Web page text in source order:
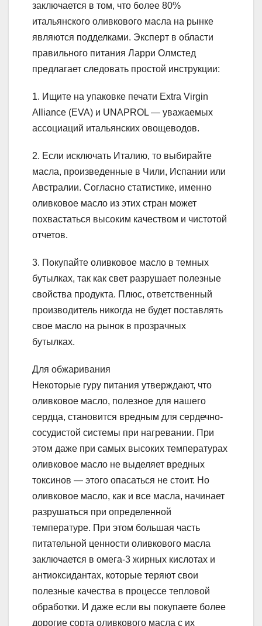
заключается в том, что более 80%
итальянского оливкового масла на рынке
являются подделками. Эксперт в области
правильного питания Ларри Олмстед
предлагает следовать простой инструкции:
1. Ищите на упаковке печати Extra Virgin
Alliance (EVA) и UNAPROL — уважаемых
ассоциаций итальянских овощеводов.
2. Если исключать Италию, то выбирайте
масла, произведенные в Чили, Испании или
Австралии. Согласно статистике, именно
оливковое масло из этих стран может
похвастаться высоким качеством и чистотой
отчетов.
3. Покупайте оливковое масло в темных
бутылках, так как свет разрушает полезные
свойства продукта. Плюс, ответственный
производитель никогда не будет поставлять
свое масло на рынок в прозрачных
бутылках.
Для обжаривания
Некоторые гуру питания утверждают, что
оливковое масло, полезное для нашего
сердца, становится вредным для сердечно-
сосудистой системы при нагревании. При
этом даже при самых высоких температурах
оливковое масло не выделяет вредных
токсинов — этого опасаться не стоит. Но
оливковое масло, как и все масла, начинает
разрушаться при определенной
температуре. При этом большая часть
питательной ценности оливкового масла
заключается в омега-3 жирных кислотах и
антиоксидантах, которые теряют свои
полезные качества в процессе тепловой
обработки. И даже если вы покупаете более
дорогие сорта оливкового масла с их